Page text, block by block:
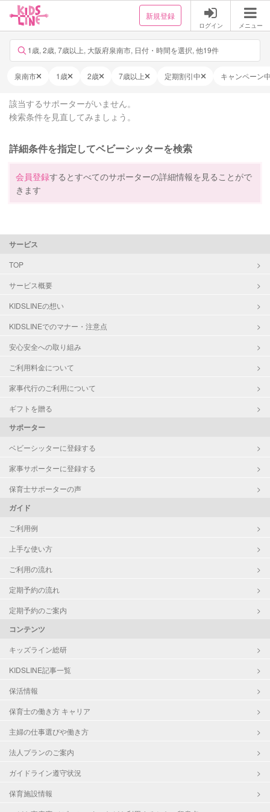
新規登録
ログイン メニュー
1歳, 2歳, 7歳以上, 大阪府泉南市, 日付・時間を選択, 他19件
泉南市 1歳 2歳 7歳以上 定期割引中 キャンペーン
該当するサポーターがいません。
検索条件を見直してみましょう。
詳細条件を指定してベビーシッターを検索
会員登録するとすべてのサポーターの詳細情報を見ることがで
きます
サービス
TOP
サービス概要
KIDSLINEの想い
KIDSLINEでのマナー・注意点
安心安全への取り組み
ご利用料金について
家事代行のご利用について
ギフトを贈る
サポーター
ベビーシッターに登録する
家事サポーターに登録する
保育士サポーターの声
ガイド
ご利用例
上手な使い方
ご利用の流れ
定期予約の流れ
定期予約のご案内
コンテンツ
キッズライン総研
KIDSLINE記事一覧
保活情報
保育士の働き方 キャリア
主婦の仕事選びや働き方
法人プランのご案内
ガイドライン遵守状況
保育施設情報